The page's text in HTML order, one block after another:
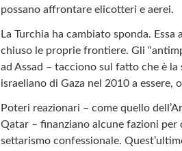
possano affrontare elicotteri e aerei.
La Turchia ha cambiato sponda.
chiuso le proprie frontiere. Gli
ad Assad – tacciono sul fatto che è
israeliano di Gaza nel 2010 a essere,
Poteri reazionari – come quello
Qatar – finanziano alcune fazioni per
settarismo confessionale.